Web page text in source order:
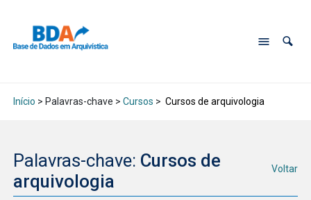
Início > Palavras-chave > Cursos > Cursos de arquivologia
Palavras-chave: Cursos de
arquivologia
Voltar